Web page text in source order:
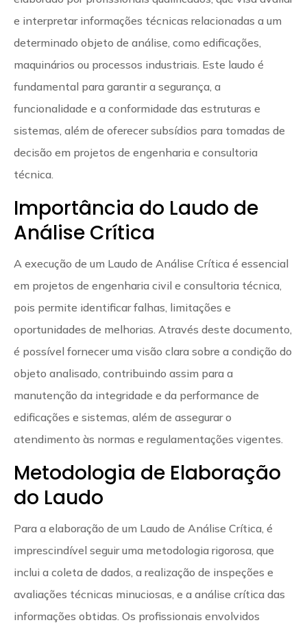
e interpretar informações técnicas relacionadas a um
determinado objeto de análise, como edificações,
maquinários ou processos industriais. Este laudo é
fundamental para garantir a segurança, a
funcionalidade e a conformidade das estruturas e
sistemas, além de oferecer subsídios para tomadas de
decisão em projetos de engenharia e consultoria
técnica.
Importância do Laudo de
Análise Crítica
A execução de um Laudo de Análise Crítica é essencial
em projetos de engenharia civil e consultoria técnica,
pois permite identificar falhas, limitações e
oportunidades de melhorias. Através deste documento,
é possível fornecer uma visão clara sobre a condição do
objeto analisado, contribuindo assim para a
manutenção da integridade e da performance de
edificações e sistemas, além de assegurar o
atendimento às normas e regulamentações vigentes.
Metodologia de Elaboração
do Laudo
Para a elaboração de um Laudo de Análise Crítica, é
imprescindível seguir uma metodologia rigorosa, que
inclui a coleta de dados, a realização de inspeções e
avaliações técnicas minuciosas, e a análise crítica das
informações obtidas. Os profissionais envolvidos